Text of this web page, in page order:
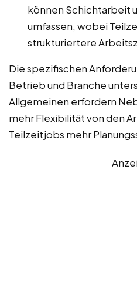
können Schichtarbeit
umfassen, wobei
strukturiertere
Die spezifischen
Betrieb und Branche
Allgemeinen erfordern
mehr Flexibilität von den
Teilzeitjobs mehr